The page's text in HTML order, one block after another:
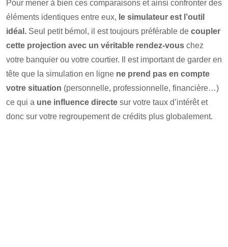
Pour mener à bien ces comparaisons et ainsi confronter des
éléments identiques entre eux, le simulateur est l’outil
idéal. Seul petit bémol, il est toujours préférable de coupler
cette projection avec un véritable rendez-vous chez
votre banquier ou votre courtier. Il est important de garder en
tête que la simulation en ligne ne prend pas en compte
votre situation (personnelle, professionnelle, financière…)
ce qui a une influence directe sur votre taux d’intérêt et
donc sur votre regroupement de crédits plus globalement.